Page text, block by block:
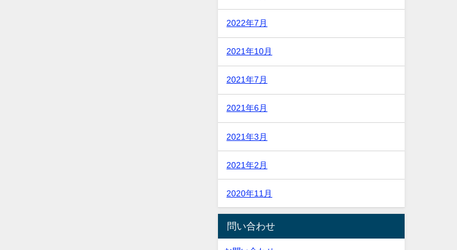
2022年7月
2021年10月
2021年7月
2021年6月
2021年3月
2021年2月
2020年11月
問い合わせ